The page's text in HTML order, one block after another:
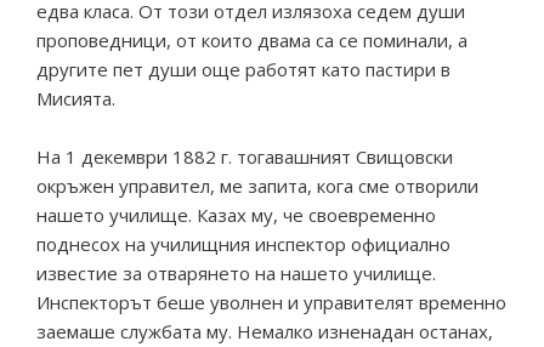
едва класа. От този отдел излязоха седем души
проповедници, от които двама са се поминали, а
другите пет души още работят като пастири в
Мисията.
На 1 декември 1882 г. тогавашният Свищовски
окръжен управител, ме запита, кога сме отворили
нашето училище. Казах му, че своевременно
поднесох на училищния инспектор официално
известие за отварянето на нашето училище.
Инспекторът беше уволнен и управителят временно
заемаше службата му. Немалко изненадан останах,